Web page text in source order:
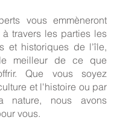
vous emmèneront
travers les parties les
et historiques de l'île,
meilleur de ce que
Que vous soyez
et l'histoire ou par
nature, nous avons
vous.